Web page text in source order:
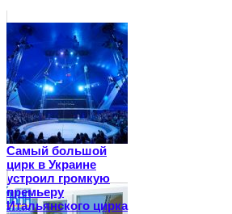
Самый большой
цирк в Украине
устроил громкую
премьеру
Итальянского цирка